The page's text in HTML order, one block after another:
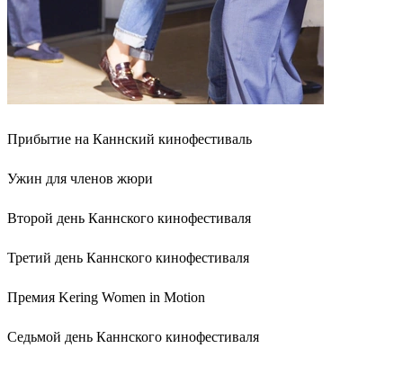
Прибытие на Каннский кинофестиваль
Ужин для членов жюри
Второй день Каннского кинофестиваля
Третий день Каннского кинофестиваля
Премия Kering Women in Motion
Седьмой день Каннского кинофестиваля